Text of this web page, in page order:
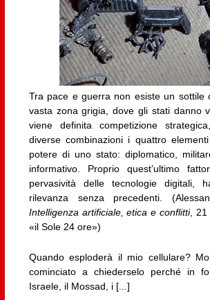
Tra pace e guerra non esiste un sottile
vasta zona grigia, dove gli stati danno
viene definita competizione
diverse combinazioni i quattro
potere di uno stato: diplomatico,
informativo. Proprio quest’ultimo
pervasività delle tecnologie digitali,
rilevanza senza precedenti.
Intelligenza artificiale, etica e conflitti, 21
«il Sole 24 ore»)
Quando esploderà il mio cellulare?
cominciato a chiederselo perché in
Israele, il Mossad, i [...]